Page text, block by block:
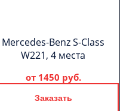
Mercedes-Benz S-Class
W221, 4 места
от 1450 руб.
Заказать